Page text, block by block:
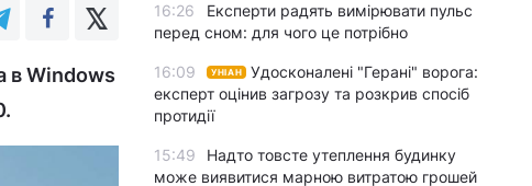
в Windows
16:26
Експерти радять вимірювати пульс
перед сном: для чого це потрібно
16:09 УНІАН
Удосконалені "Герані" ворога:
експерт оцінив загрозу та розкрив спосіб
протидії
15:49
Надто товсте утеплення будинку
може виявитися марною витратою грошей